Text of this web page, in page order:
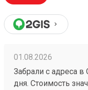
01.08.2026
Забрали с адреса
дня. Стоимость